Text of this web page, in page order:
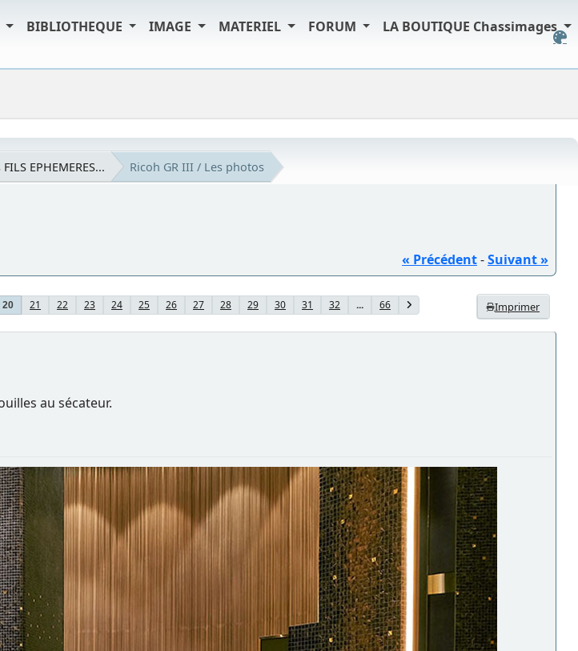
BIBLIOTHEQUE IMAGE MATERIEL FORUM LA BOUTIQUE Chassimages
FILS EPHEMERES... Ricoh GR III / Les photos
« Précédent-Suivant »
Imprimer
20 21 22 23 24 25 26 27 28 29 30 31 32 ... 66
au sécateur.